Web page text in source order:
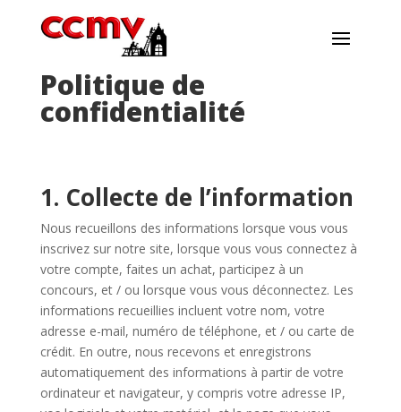
Politique de
confidentialité
1. Collecte de l’information
Nous recueillons des informations lorsque vous vous
inscrivez sur notre site, lorsque vous vous connectez à
votre compte, faites un achat, participez à un
concours, et / ou lorsque vous vous déconnectez. Les
informations recueillies incluent votre nom, votre
adresse e-mail, numéro de téléphone, et / ou carte de
crédit. En outre, nous recevons et enregistrons
automatiquement des informations à partir de votre
ordinateur et navigateur, y compris votre adresse IP,